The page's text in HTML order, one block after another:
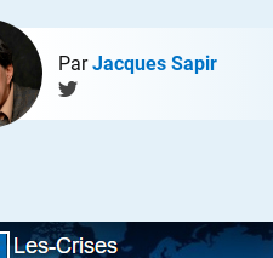
ParJacques Sapir